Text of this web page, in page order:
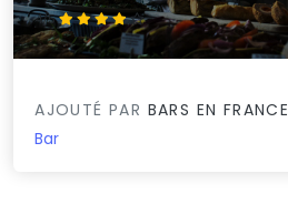
4/5
AJOUTÉ PAR BARS EN FRANCE
Bar